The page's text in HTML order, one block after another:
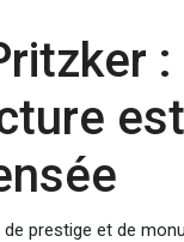
est
prestige et de